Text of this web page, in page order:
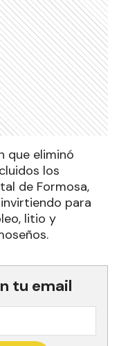
que eliminó
los
de Formosa,
para
litio y
tu email